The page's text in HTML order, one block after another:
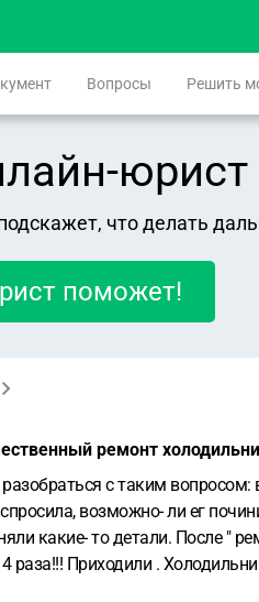
Вопросы Решить
юрист
что делать
поможет!
ремонт
с таким вопросом:
возможно- ли ег
какие- то детали. После "
раза!!! Приходили .
откуда вызываем,